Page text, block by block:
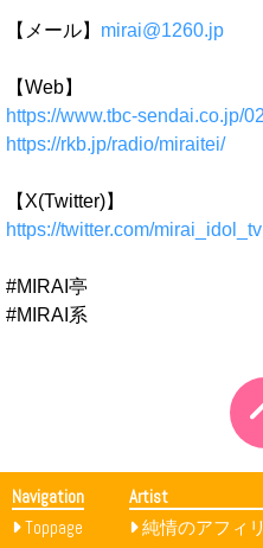
【メール】 mirai@1260.jp
【Web】
https://www.tbc-sendai.co.jp/
https://rkb.jp/radio/miraitei/
【X(Twitter)】
https://twitter.com/mirai_idol_tv
#MIRAI亭
#MIRAI系
Navigation
Toppage
Artist
純情のアフィ